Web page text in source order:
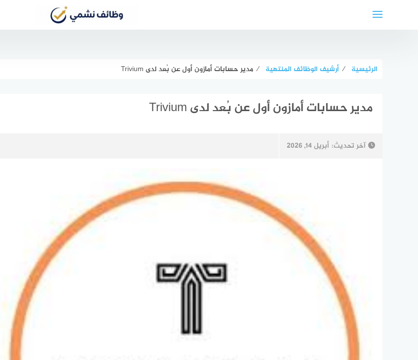
الرئيسية ⁄ أرشيف الوظائف المنتهية ⁄ مدير حسابات أمازون أول عن بُعد لدى Trivium
مدير حسابات أمازون أول عن بُعد لدى Trivium
آخر تحديث: أبريل 14, 2026